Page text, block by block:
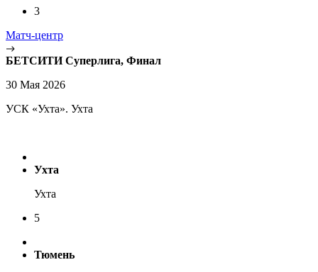
3
Матч-центр
БЕТСИТИ Суперлига, Финал
30 Мая 2026
УСК «Ухта». Ухта
Ухта
Ухта
5
Тюмень